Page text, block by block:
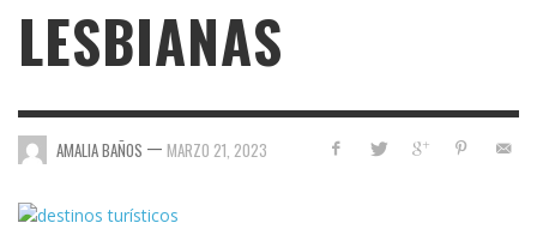
LESBIANAS
AMALIA BAÑOS — MARZO 21, 2023